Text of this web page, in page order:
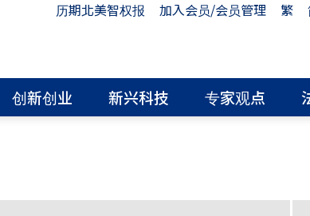
历期北美智权报 加入会员/会员管理 繁
创新创业 新兴科技 专家观点